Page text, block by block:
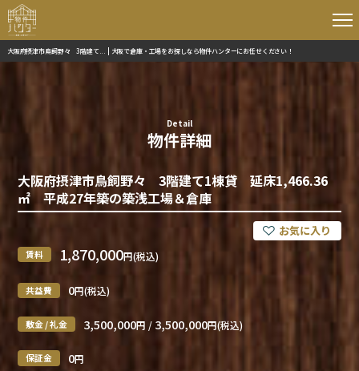
大阪府摂津市鳥飼野々 3階建て... | 大阪で倉庫・工場をお探しなら物件ハンターにお任せください！
Detail
物件詳細
大阪府摂津市鳥飼野々 3階建て1棟貸 延床1,466.36
㎡ 平成27年築の築浅工場＆倉庫
賃料 1,870,000円(税込)
共益費 0円(税込)
敷金 / 礼金 3,500,000円 / 3,500,000円(税込)
保証金 0円